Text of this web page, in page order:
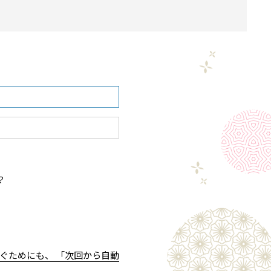
ためにも、 「次回から自動